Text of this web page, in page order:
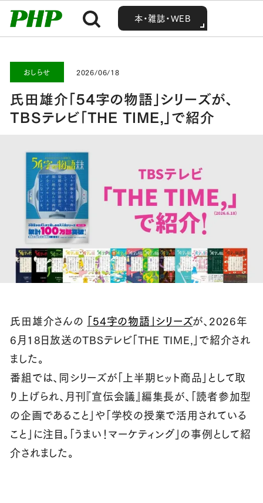
本・雑誌・WEB
本・雑誌・WEB
氏田雄介「54字の物語」シリーズが、TBSテレビ「THE TIME,」で紹介
おしらせ 2026/06/18
氏田雄介「54字の物語」シリーズが、
TBSテレビ「THE TIME,」で紹介
氏田雄介さんの 「54字の物語」シリーズが、2026年
6月18日放送のTBSテレビ「THE TIME,」で紹介され
ました。
番組では、同シリーズが「上半期ヒット商品」として取
り上げられ、月刊『宣伝会議』編集長が、「読者参加型
の企画であること」や「学校の授業で活用されている
こと」に注目。「うまい！マーケティング」の事例として紹
介されました。